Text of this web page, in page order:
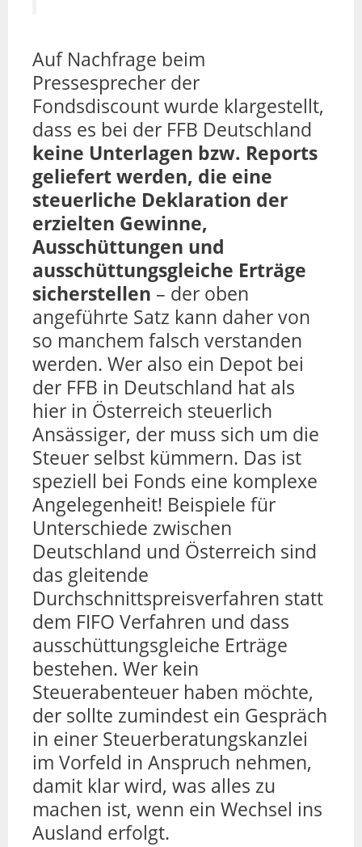
Auf Nachfrage beim
Pressesprecher der
Fondsdiscount wurde klargestellt,
dass es bei der FFB Deutschland
keine Unterlagen bzw. Reports
geliefert werden, die eine
steuerliche Deklaration der
erzielten Gewinne,
Ausschüttungen und
ausschüttungsgleiche Erträge
sicherstellen – der oben
angeführte Satz kann daher von
so manchem falsch verstanden
werden. Wer also ein Depot bei
der FFB in Deutschland hat als
hier in Österreich steuerlich
Ansässiger, der muss sich um die
Steuer selbst kümmern. Das ist
speziell bei Fonds eine komplexe
Angelegenheit! Beispiele für
Unterschiede zwischen
Deutschland und Österreich sind
das gleitende
Durchschnittspreisverfahren statt
dem FIFO Verfahren und dass
ausschüttungsgleiche Erträge
bestehen. Wer kein
Steuerabenteuer haben möchte,
der sollte zumindest ein Gespräch
in einer Steuerberatungskanzlei
im Vorfeld in Anspruch nehmen,
damit klar wird, was alles zu
machen ist, wenn ein Wechsel ins
Ausland erfolgt.